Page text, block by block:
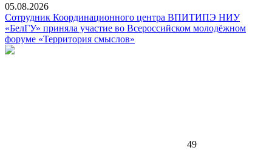
05.08.2026
Сотрудник Координационного центра ВПИТИПЭ НИУ
«БелГУ» приняла участие во Всероссийском молодёжном
форуме «Территория смыслов»
49